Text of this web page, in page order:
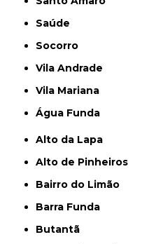
Saúde
Socorro
Vila Andrade
Vila Mariana
Água Funda
Alto da Lapa
Alto de Pinheiros
Bairro do Limão
Barra Funda
Butantã